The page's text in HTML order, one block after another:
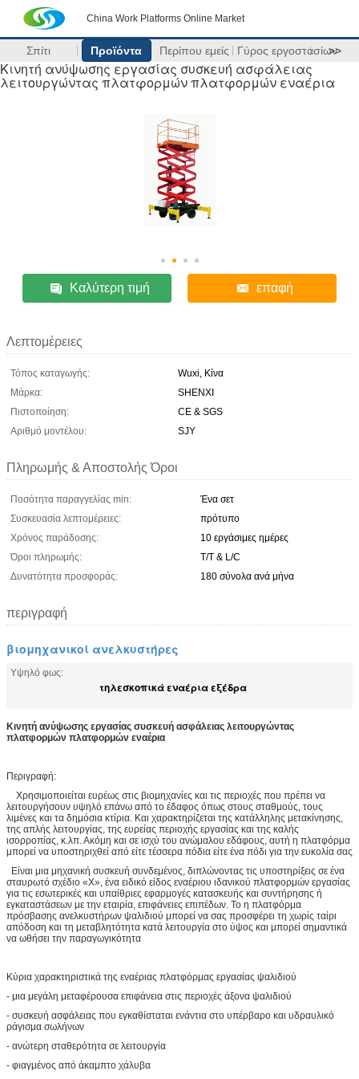
China Work Platforms Online Market
Σπίτι Προϊόντα Περίπου εμείς Γύρος εργοστασίων
>>
Κινητή ανύψωσης εργασίας συσκευή ασφάλειας
λειτουργώντας πλατφορμών πλατφορμών εναέρια
Καλύτερη τιμή επαφή
Λεπτομέρειες
Τόπος καταγωγής:
Wuxi, Κίνα
Μάρκα:
SHENXI
Πιστοποίηση:
CE & SGS
Αριθμό μοντέλου:
SJY
Πληρωμής & Αποστολής Όροι
Ποσότητα παραγγελίας min:
Ένα σετ
Συσκευασία λεπτομέρειες:
πρότυπο
Χρόνος παράδοσης:
10 εργάσιμες ημέρες
Όροι πληρωμής:
T/T & L/C
Δυνατότητα προσφοράς:
180 σύνολα ανά μήνα
περιγραφή
βιομηχανικοί ανελκυστήρες
Υψηλό φως:
τηλεσκοπικά εναέρια εξέδρα
Κινητή ανύψωσης εργασίας συσκευή ασφάλειας λειτουργώντας
πλατφορμών πλατφορμών εναέρια
Περιγραφή:
Χρησιμοποιείται ευρέως στις βιομηχανίες και τις περιοχές που πρέπει να
λειτουργήσουν υψηλό επάνω από το έδαφος όπως στους σταθμούς, τους
λιμένες και τα δημόσια κτίρια. Και χαρακτηρίζεται της κατάλληλης μετακίνησης,
της απλής λειτουργίας, της ευρείας περιοχής εργασίας και της καλής
ισορροπίας, κ.λπ. Ακόμη και σε ισχύ του ανώμαλου εδάφους, αυτή η πλατφόρμα
μπορεί να υποστηριχθεί από είτε τέσσερα πόδια είτε ένα πόδι για την ευκολία σας
Είναι μια μηχανική συσκευή συνδεμένος, διπλώνοντας τις υποστηρίξεις σε ένα
σταυρωτό σχέδιο «Χ», ένα ειδικό είδος εναέριου ιδανικού πλατφορμών εργασίας
για τις εσωτερικές και υπαίθριες εφαρμογές κατασκευής και συντήρησης ή
εγκαταστάσεων με την εταιρία, επιφάνειες επιπέδων. Το η πλατφόρμα
πρόσβασης ανελκυστήρων ψαλιδιού μπορεί να σας προσφέρει τη χωρίς ταίρι
απόδοση και τη μεταβλητότητα κατά λειτουργία στο ύψος και μπορεί σημαντικά
να ωθήσει την παραγωγικότητα
Κύρια χαρακτηριστικά της εναέριας πλατφόρμας εργασίας ψαλιδιού
- μια μεγάλη μεταφέρουσα επιφάνεια στις περιοχές άξονα ψαλιδιού
- συσκευή ασφάλειας που εγκαθίσταται ενάντια στο υπέρβαρο και υδραυλικό
ράγισμα σωλήνων
- ανώτερη σταθερότητα σε λειτουργία
- φιαγμένος από άκαμπτο χάλυβα